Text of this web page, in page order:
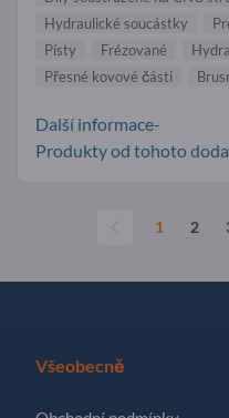
Hydraulické soucástky
Písty
Frézované
Přesné kovové části
Další informace-
Produkty od tohoto
1 2
Všeobecně